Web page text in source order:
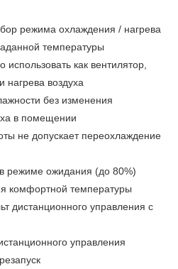
режима охлаждения / нагрева
температуры
как вентилятор,
нагрева воздуха
без изменения
в помещении
не допускает переохлаждение
режиме ожидания (до 80%)
комфортной температуры
дистанционного управления с
управления